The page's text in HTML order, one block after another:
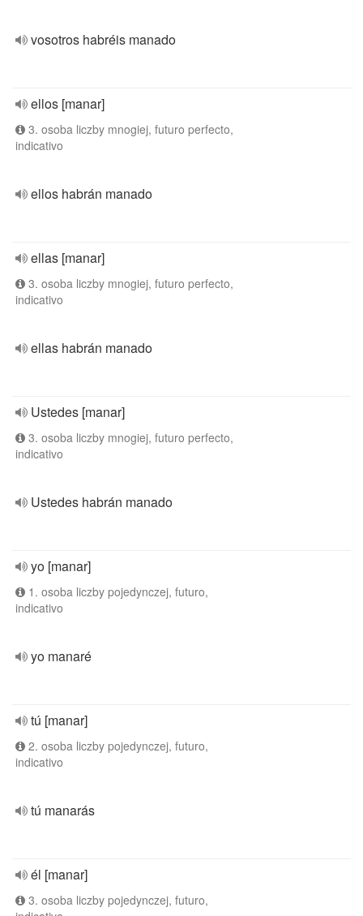
vosotros habréis manado
ellos [manar]
3. osoba liczby mnogiej, futuro perfecto,
indicativo
ellos habrán manado
ellas [manar]
3. osoba liczby mnogiej, futuro perfecto,
indicativo
ellas habrán manado
Ustedes [manar]
3. osoba liczby mnogiej, futuro perfecto,
indicativo
Ustedes habrán manado
yo [manar]
1. osoba liczby pojedynczej, futuro,
indicativo
yo manaré
tú [manar]
2. osoba liczby pojedynczej, futuro,
indicativo
tú manarás
él [manar]
3. osoba liczby pojedynczej, futuro,